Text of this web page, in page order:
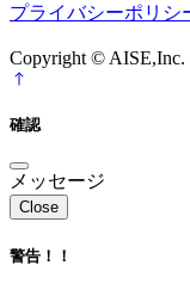
プライバシーポリシ
Copyright © AISE,Inc.
確認
メッセージ
Close
警告！！